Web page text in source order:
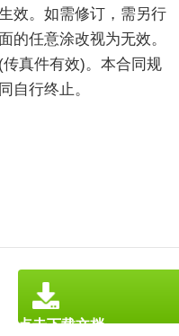
效。如需修订，需另行
的任意涂改视为无效。
真件有效)。本合同规
自行终止。
点击下载文档